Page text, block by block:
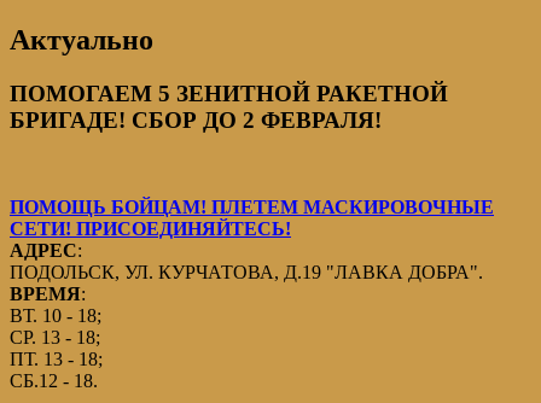
Актуально
ПОМОГАЕМ 5 ЗЕНИТНОЙ РАКЕТНОЙ
БРИГАДЕ! СБОР ДО 2 ФЕВРАЛЯ!
ПОМОЩЬ БОЙЦАМ! ПЛЕТЕМ МАСКИРОВОЧНЫЕ
СЕТИ! ПРИСОЕДИНЯЙТЕСЬ!
АДРЕС:
ПОДОЛЬСК, УЛ. КУРЧАТОВА, Д.19 "ЛАВКА ДОБРА".
ВРЕМЯ:
ВТ. 10 - 18;
СР. 13 - 18;
ПТ. 13 - 18;
СБ.12 - 18.